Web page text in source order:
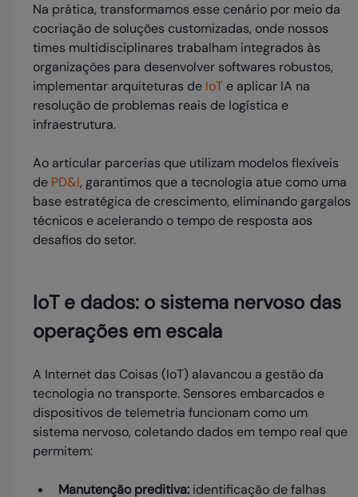
Na prática, transformamos esse cenário por meio da
cocriação de soluções customizadas, onde nossos
times multidisciplinares trabalham integrados às
organizações para desenvolver softwares robustos,
implementar arquiteturas de IoT e aplicar IA na
resolução de problemas reais de logística e
infraestrutura.
Ao articular parcerias que utilizam modelos flexíveis
de PD&I, garantimos que a tecnologia atue como uma
base estratégica de crescimento, eliminando gargalos
técnicos e acelerando o tempo de resposta aos
desafios do setor.
IoT e dados: o sistema nervoso das
operações em escala
A Internet das Coisas (IoT) alavancou a gestão da
tecnologia no transporte. Sensores embarcados e
dispositivos de telemetria funcionam como um
sistema nervoso, coletando dados em tempo real que
permitem:
Manutenção preditiva: identificação de falhas